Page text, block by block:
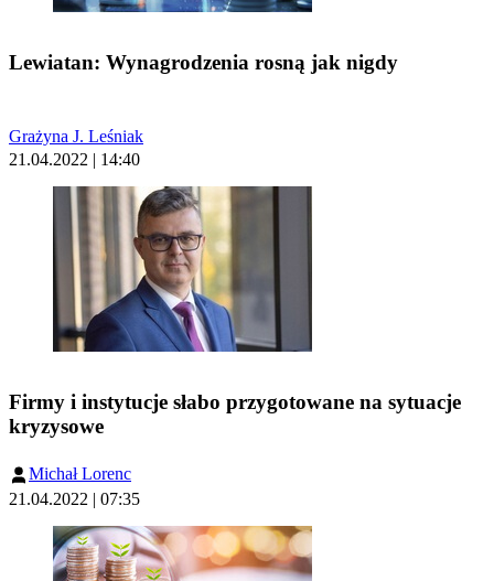
Lewiatan: Wynagrodzenia rosną jak nigdy
Grażyna J. Leśniak
21.04.2022 | 14:40
Firmy i instytucje słabo przygotowane na sytuacje
kryzysowe
Michał Lorenc
21.04.2022 | 07:35